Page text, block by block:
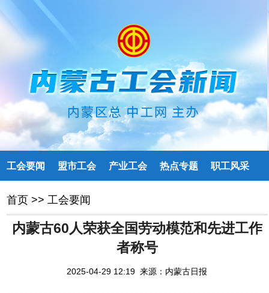
工会要闻 盟市工会 产业工会 热点专题 职工风采
首页 >> 工会要闻
内蒙古60人荣获全国劳动模范和先进工作
者称号
2025-04-29 12:19 来源：内蒙古日报